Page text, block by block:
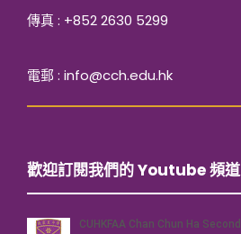
傳真 : +852 2630 5299
電郵 : info@cch.edu.hk
歡迎訂閱我們的 Youtube 頻道